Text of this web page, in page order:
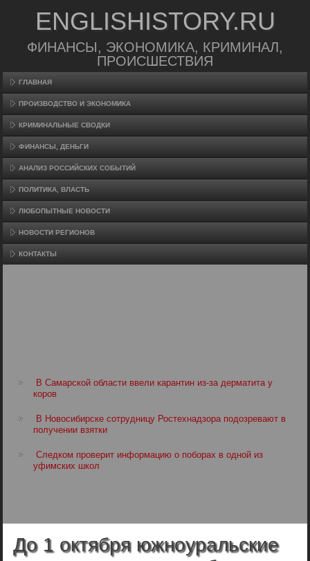
ENGLISHISTORY.RU
ФИНАНСЫ, ЭКОНОМИКА, КРИМИНАЛ,
ПРОИСШЕСТВИЯ
ГЛАВНАЯ
ПРОИЗВΟДСТВО И ЭКОНОМИКА
КРИМИНАЛЬНЫЕ СВОДКИ
ФИНАНСЫ, ДЕНЬГИ
АНАЛИЗ РОССИЙСКИХ СОБЫТИЙ
ПОЛИТИКА, ВЛАСТЬ
ЛЮБОПЫТНЫЕ НОВОСТИ
НОВОСТИ РЕГИОНОВ
КОНТАКТЫ
В Самарской области ввели карантин из-за дерматита у
коров
В Новосибирске сотрудницу Ростехнадзора подозревают в
получении взятки
Следком проверит информацию о поборах в одной из
уфимских школ
До 1 октября южноуральские